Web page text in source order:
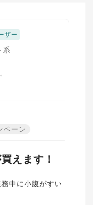
ザー
系
ペーン
えます！
中に小腹がすい